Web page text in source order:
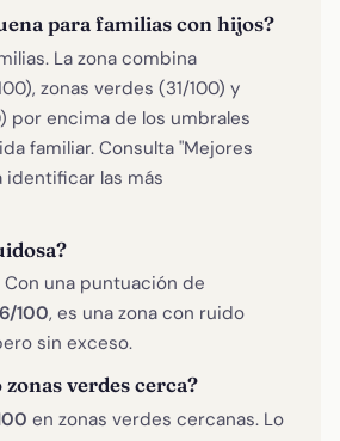
para familias con hijos?
La zona combina
zonas verdes (31/100) y
por encima de los umbrales
familiar. Consulta "Mejores
identificar las más
una puntuación de
100, es una zona con ruido
sin exceso.
verdes cerca?
en zonas verdes cercanas. Lo